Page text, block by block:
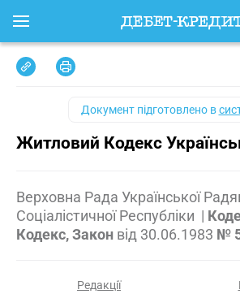
Документ підготовлено в
Житловий Кодекс
Верховна Рада Української
Соціалістичної Республіки |
Кодекс, Закон від 30.06.1983 №
Редакції